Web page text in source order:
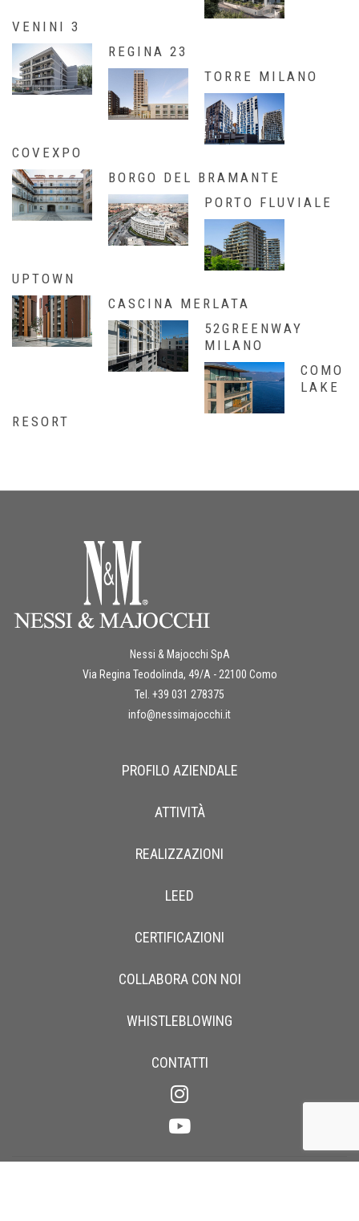
VENINI 3
REGINA 23
TORRE MILANO
COVEXPO
BORGO DEL BRAMANTE
PORTO FLUVIALE
UPTOWN
CASCINA MERLATA
52GREENWAY
MILANO
COMO
LAKE
RESORT
Nessi & Majocchi SpA
Via Regina Teodolinda, 49/A - 22100 Como
Tel. +39 031 278375
info@nessimajocchi.it
PROFILO AZIENDALE
ATTIVITÀ
REALIZZAZIONI
LEED
CERTIFICAZIONI
COLLABORA CON NOI
WHISTLEBLOWING
CONTATTI